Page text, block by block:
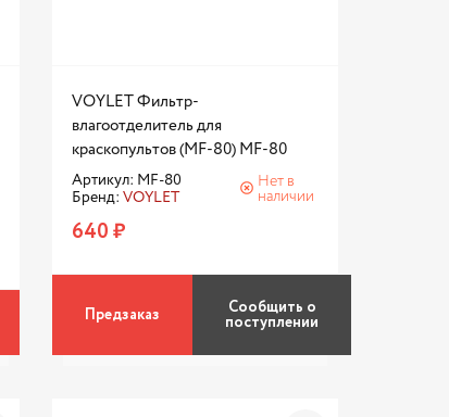
VOYLET Фильтр-
влагоотделитель для
краскопультов (MF-80) MF-80
Артикул: MF-80
Бренд:VOYLET
Нет в
наличии
640 ₽
Предзаказ Сообщить о
поступлении